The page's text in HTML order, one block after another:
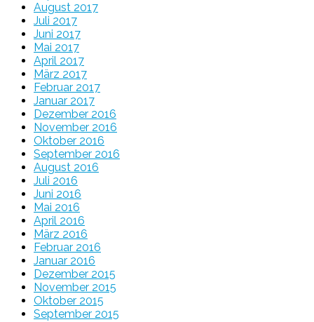
August 2017
Juli 2017
Juni 2017
Mai 2017
April 2017
März 2017
Februar 2017
Januar 2017
Dezember 2016
November 2016
Oktober 2016
September 2016
August 2016
Juli 2016
Juni 2016
Mai 2016
April 2016
März 2016
Februar 2016
Januar 2016
Dezember 2015
November 2015
Oktober 2015
September 2015